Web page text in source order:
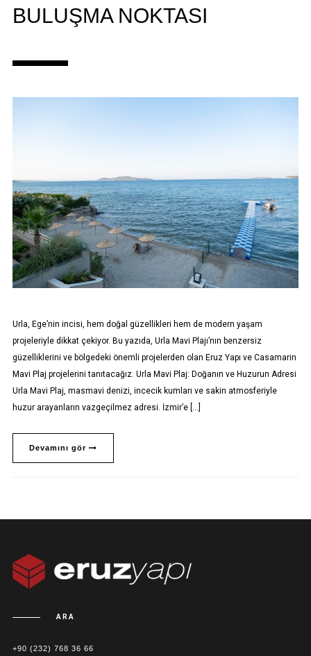
BULUŞMA NOKTASI
Urla, Ege’nin incisi, hem doğal güzellikleri hem de modern yaşam
projeleriyle dikkat çekiyor. Bu yazıda, Urla Mavi Plajı’nın benzersiz
güzelliklerini ve bölgedeki önemli projelerden olan Eruz Yapı ve Casamarin
Mavi Plaj projelerini tanıtacağız. Urla Mavi Plaj: Doğanın ve Huzurun Adresi
Urla Mavi Plaj, masmavi denizi, incecik kumları ve sakin atmosferiyle
huzur arayanların vazgeçilmez adresi. İzmir’e […]
Devamını gör
ARA
+90 (232) 768 36 66